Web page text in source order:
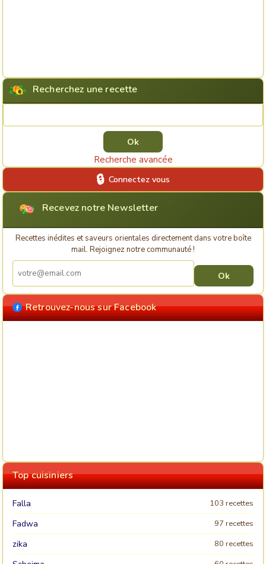
Recherchez une recette
Recherche avancée
Connectez vous
Recevez notre Newsletter
Recettes inédites et saveurs orientales directement dans votre boîte
mail. Rejoignez notre communauté !
Retrouvez-nous sur Facebook
Top cuisiniers
Falla 103 recettes
Fadwa 97 recettes
zika 80 recettes